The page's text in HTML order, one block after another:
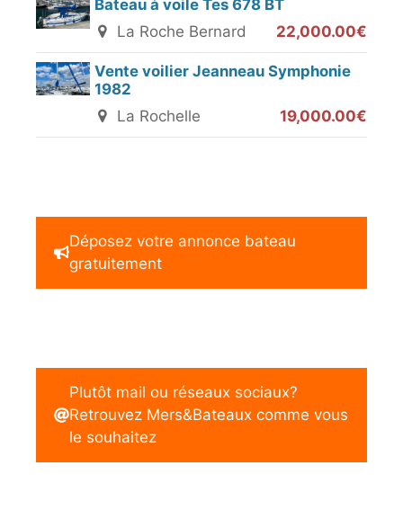
Bateau à voile Tes 678 BT
La Roche Bernard
22,000.00€
Vente voilier Jeanneau Symphonie
1982
La Rochelle
19,000.00€
Déposez votre annonce bateau
gratuitement
Plutôt mail ou réseaux sociaux?
Retrouvez Mers&Bateaux comme vous
le souhaitez